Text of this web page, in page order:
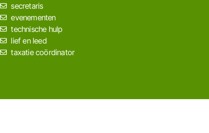
secretaris
evenementen
technische hulp
lief en leed
taxatie coördinator